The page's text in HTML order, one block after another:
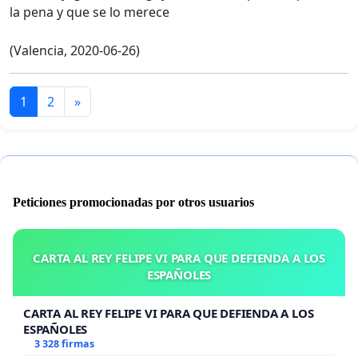
la pena y que se lo merece
(Valencia, 2020-06-26)
1 2 »
Peticiones promocionadas por otros usuarios
CARTA AL REY FELIPE VI PARA QUE DEFIENDA A LOS
ESPAÑOLES
CARTA AL REY FELIPE VI PARA QUE DEFIENDA A LOS
ESPAÑOLES
3 328 firmas